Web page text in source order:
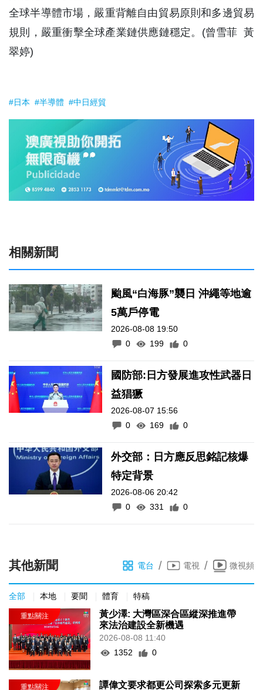
全球半導體市場，嚴重背離自由貿易原則和多邊貿易
規則，嚴重衝擊全球產業鏈供應鏈穩定。(曾雪菲 黃
翠婷)
#日本 #半導體 #中日經貿
相關新聞
颱風“白海豚”襲日 沖繩等地逾
5萬戶停電
2026-08-08 19:50
0
199 0
國防部:日方發展進攻性武器日
益猖獗
2026-08-07 15:56
0
169 0
外交部：日方應反思銘記核爆
特定背景
2026-08-06 20:42
0
331 0
其他新聞 電台 / 電視 / 微視頻
全部 本地 要聞 體育 特稿
黃少澤: 大灣區深合區縱深推進帶
來法治建設全新機遇
2026-08-08 11:40
1352
0
譚偉文要求都更公司探索多元更新